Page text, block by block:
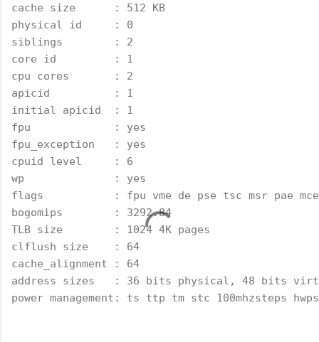
cache size      : 512 KB
physical id     : 0
siblings        : 2
core id         : 1
cpu cores       : 2
apicid          : 1
initial apicid  : 1
fpu             : yes
fpu_exception   : yes
cpuid level     : 6
wp              : yes
flags           : fpu vme de pse tsc msr pae mce
bogomips        : 3292.84
TLB size        : 1024 4K pages
clflush size    : 64
cache_alignment : 64
address sizes   : 36 bits physical, 48 bits
power management: ts ttp tm stc 100mhzsteps